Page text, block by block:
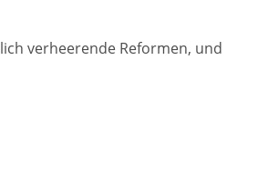
verheerende Reformen, und